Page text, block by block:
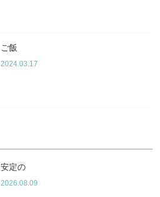
ご飯
2024.03.17
安定の
2026.08.09